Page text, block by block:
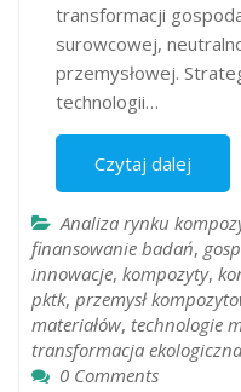
transformacji
surowcowej,
przemysłowej.
technologii…
Czytaj dalej
Analiza rynku
finansowanie badań,
innowacje, kompozyty,
pktk, przemysł
materiałów, technologie
transformacja ekologiczna
0 Comments